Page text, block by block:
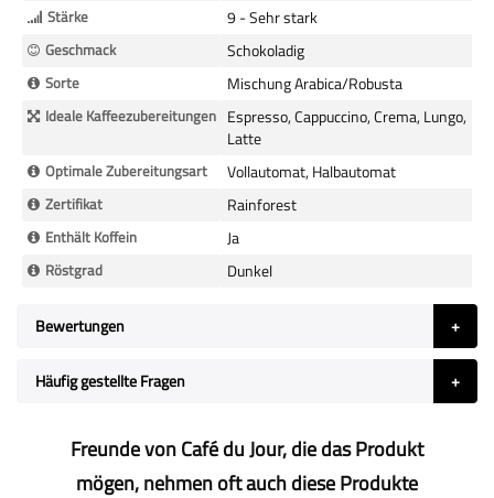
Stärke 9 - Sehr stark
Geschmack Schokoladig
Sorte Mischung Arabica/Robusta
Ideale Kaffeezubereitungen Espresso, Cappuccino, Crema, Lungo,
Latte
Optimale Zubereitungsart Vollautomat, Halbautomat
Zertifikat Rainforest
Enthält Koffein Ja
Röstgrad Dunkel
Bewertungen
Häufig gestellte Fragen
Freunde von Café du Jour, die das Produkt
mögen, nehmen oft auch diese Produkte